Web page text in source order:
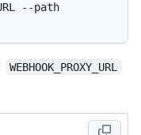
--path
WEBHOOK_PROXY_URL